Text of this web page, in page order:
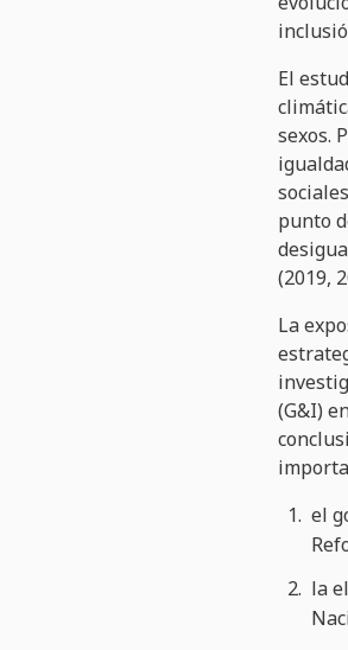
El
sexos.
punto
(2019,
La
(G&I)
el
la